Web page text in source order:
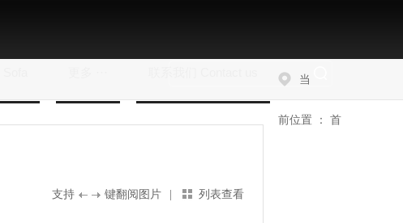
当
前位置 ： 首
支持 键翻阅图片 列表查看